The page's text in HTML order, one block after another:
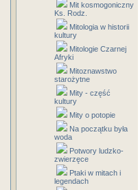
Mit kosmogoniczny
Ks. Rodz.
Mitologia w historii
kultury
Mitologie Czarnej
Afryki
Mitoznawstwo
starożytne
Mity - część
kultury
Mity o potopie
Na początku była
woda
Potwory ludzko-
zwierzęce
Ptaki w mitach i
legendach